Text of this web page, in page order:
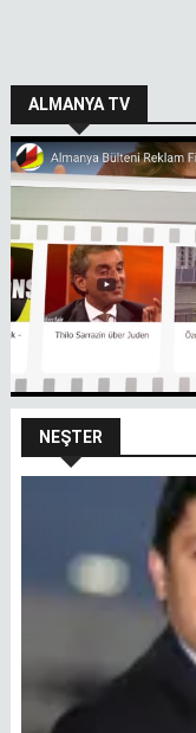
ALMANYA TV
NEŞTER